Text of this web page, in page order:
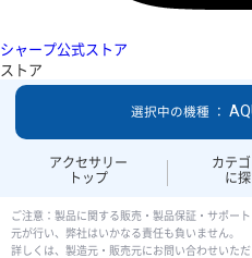
シャープ公式ストア
ストア
アクセサリー
トップ
カテゴ
に
選択中の機種 ：
ご注意：製品に関する販売・製品保証・サポー
元が行い、弊社はいかなる責任も負いません。
詳しくは、製造元・販売元にお問い合わせいた